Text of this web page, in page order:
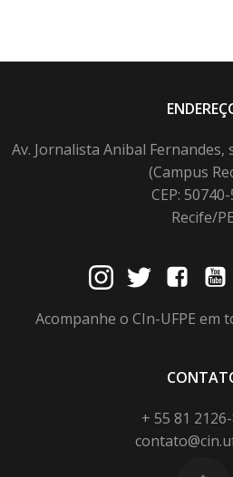
Av. Jornalista Anibal
(Campus
CEP:
Recife/PE
Acompanhe o CIn-UFPE em
+ 55 81